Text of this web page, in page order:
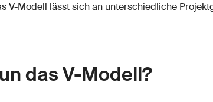
V-Modell lässt sich an unterschiedliche
das V-Modell?